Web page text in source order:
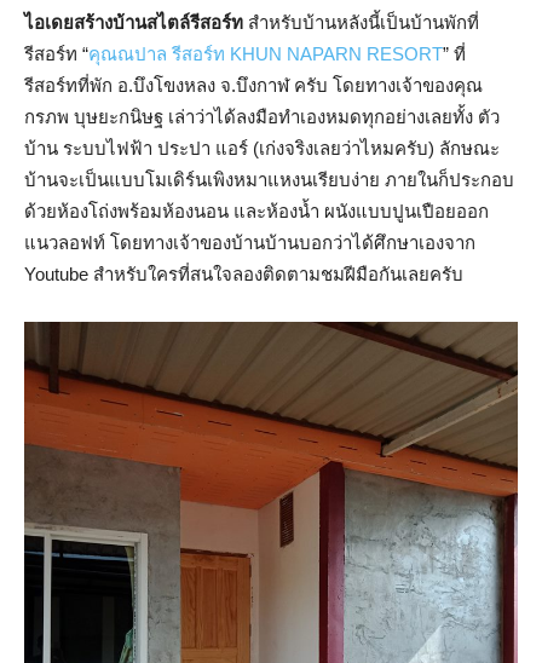
ไอเดยสร้างบ้านสไตล์รีสอร์ท สำหรับบ้านหลังนี้เป็นบ้านพักที่
รีสอร์ท “คุณณปาล รีสอร์ท KHUN NAPARN RESORT” ที่
รีสอร์ทที่พัก อ.บึงโขงหลง จ.บึงกาฬ ครับ โดยทางเจ้าของคุณ
กรภพ บุษยะกนิษฐ เล่าว่าได้ลงมือทำเองหมดทุกอย่างเลยทั้ง ตัว
บ้าน ระบบไฟฟ้า ประปา แอร์ (เก่งจริงเลยว่าไหมครับ) ลักษณะ
บ้านจะเป็นแบบโมเดิร์นเพิงหมาแหงนเรียบง่าย ภายในก็ประกอบ
ด้วยห้องโถ่งพร้อมห้องนอน และห้องน้ำ ผนังแบบปูนเปือยออก
แนวลอฟท์ โดยทางเจ้าของบ้านบ้านบอกว่าได้ศึกษาเองจาก
Youtube สำหรับใครที่สนใจลองติดตามชมฝีมือกันเลยครับ